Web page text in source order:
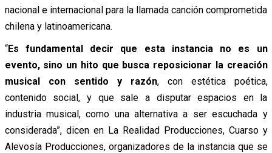
nacional e internacional para la llamada canción comprometida
chilena y latinoamericana.
“Es fundamental decir que esta instancia no es un
evento, sino un hito que busca reposicionar la creación
musical con sentido y razón, con estética poética,
contenido social, y que sale a disputar espacios en la
industria musical, como una alternativa a ser escuchada y
considerada”, dicen en La Realidad Producciones, Cuarso y
Alevosía Producciones, organizadores de la instancia que se